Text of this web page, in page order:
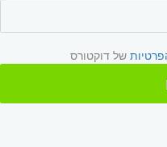
של דוקטורס